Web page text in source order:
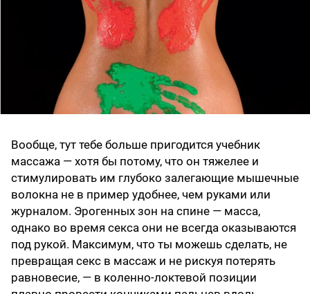
Вообще, тут тебе больше пригодится учебник
массажа — хотя бы потому, что он тяжелее и
стимулировать им глубоко залегающие мышечные
волокна не в пример удобнее, чем руками или
журналом. Эрогенных зон на спине — масса,
однако во время секса они не всегда оказываются
под рукой. Максимум, что ты можешь сделать, не
превращая секс в массаж и не рискуя потерять
равновесие, — в коленно-локтевой позиции